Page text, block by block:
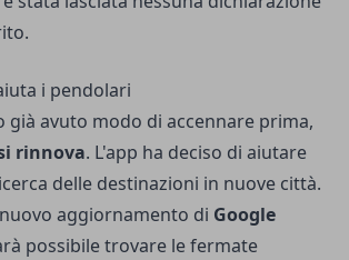
i pendolari
già avuto modo di accennare prima,
rinnova. L'app ha deciso di aiutare
delle destinazioni in nuove città.
aggiornamento di Google
possibile trovare le fermate